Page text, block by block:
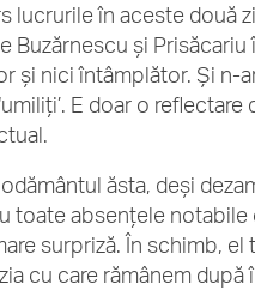
lucrurile în aceste două
Buzărnescu și
și nici întâmplător. Și n-
E doar o
ăsta, deși
toate absențele
surpriză. În schimb,
cu care rămânem după